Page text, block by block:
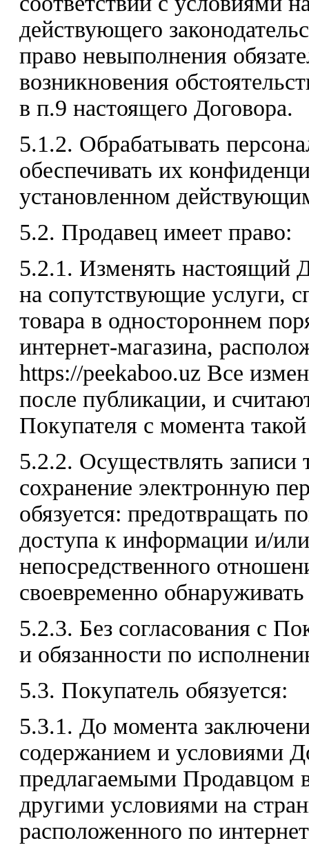
действующего
право невыполнения
возникновения
в п.9 настоящего Договора.
5.1.2. Обрабатывать
обеспечивать их
установленном
5.2. Продавец имеет право:
5.2.1. Изменять настоящий
на сопутствующие услуги,
товара в одностороннем
интернет-магазина,
https://peekaboo.uz Все
после публикации, и
Покупателя с момента
5.2.2. Осуществлять записи
сохранение электронную
обязуется: предотвращать
доступа к информации и/
непосредственного
своевременно
5.2.3. Без согласования с
и обязанности по
5.3. Покупатель обязуется:
5.3.1. До момента
содержанием и условиями
предлагаемыми Продавцом
другими условиями на
расположенного по